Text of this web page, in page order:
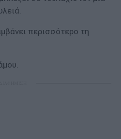
περισσότερο τη